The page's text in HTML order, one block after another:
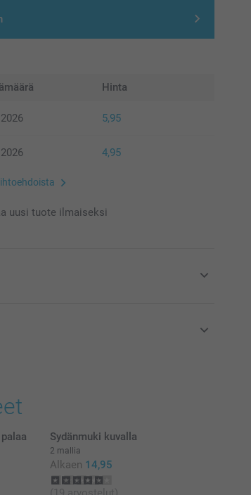
Hinta
5,95
4,95
uusi tuote ilmaiseksi
Sydänmuki kuvalla
2 mallia
Alkaen 14,95